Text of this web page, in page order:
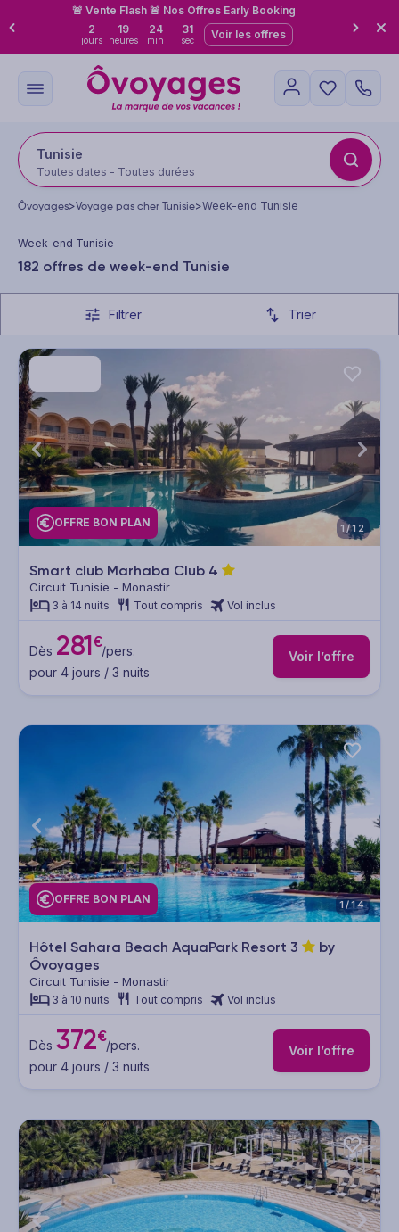
🚨 Vente Flash 🚨 Nos Offres Early Booking
2
jours
19
heures
24
min
29
sec Voir les offres
Tunisie
Toutes dates - Toutes durées
Ôvoyages>Voyage pas cher Tunisie>Week-end Tunisie
Week-end Tunisie
182 offres de week-end Tunisie
Filtrer Trier
OFFRE BON PLAN 1/12
Smart club Marhaba Club 4
Circuit Tunisie - Monastir
3 à 14 nuits Tout compris Vol inclus
Dès 281€/pers.
pour 4 jours / 3 nuits
Voir l’offre
OFFRE BON PLAN 1/14
Hôtel Sahara Beach AquaPark Resort 3
by
Ôvoyages
Circuit Tunisie - Monastir
3 à 10 nuits Tout compris Vol inclus
Dès 372€/pers.
pour 4 jours / 3 nuits
Voir l’offre